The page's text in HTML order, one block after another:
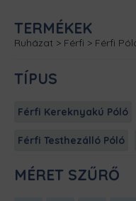
TERMÉKEK
Ruházat > Férfi > Férfi
TÍPUS
Férfi Kereknyakú Póló
Férfi Testhezálló Póló
MÉRET SZŰRŐ